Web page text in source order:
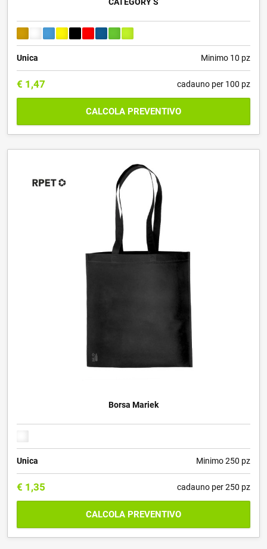
Unica Minimo 10 pz
€ 1,47 cadauno per 100 pz
CALCOLA PREVENTIVO
Borsa Mariek
Unica Minimo 250 pz
€ 1,35 cadauno per 250 pz
CALCOLA PREVENTIVO